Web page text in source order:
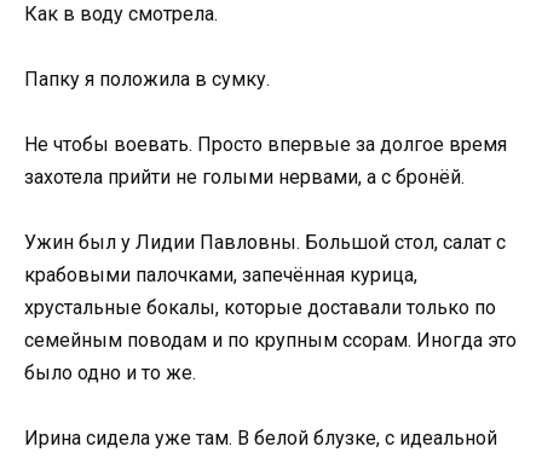
Как в воду смотрела.
Папку я положила в сумку.
Не чтобы воевать. Просто впервые за долгое время
захотела прийти не голыми нервами, а с бронёй.
Ужин был у Лидии Павловны. Большой стол, салат с
крабовыми палочками, запечённая курица,
хрустальные бокалы, которые доставали только по
семейным поводам и по крупным ссорам. Иногда это
было одно и то же.
Ирина сидела уже там. В белой блузке, с идеальной